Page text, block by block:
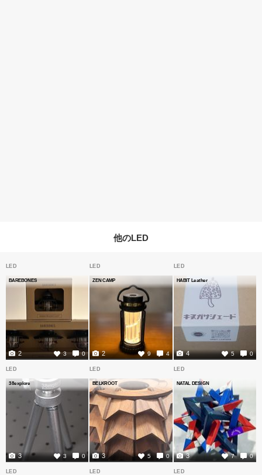
他のLED
LED
BAREBONES
3 0
2
LED
ZEN CAMP
9 4
2
LED
HABIT Leather
5 0
4
LED
38explore
3 0
3
LED
BELKROOT
5 0
3
LED
NATAL DESIGN
7 0
3
LED LED LED